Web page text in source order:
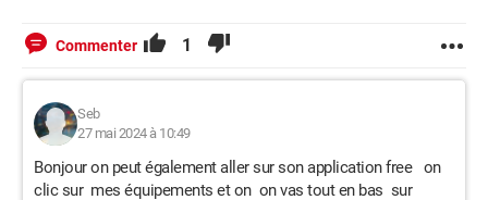
Commenter 1
Seb
27 mai 2024 à 10:49
Bonjour on peut également aller sur son application free on
clic sur mes équipements et on on vas tout en bas sur